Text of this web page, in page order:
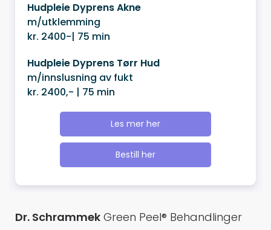
Hudpleie Dyprens Akne
m/utklemming
kr. 2400-| 75 min
Hudpleie Dyprens Tørr Hud
m/innslusning av fukt
kr. 2400,- | 75 min
Les mer her
Bestill her
Dr. Schrammek Green Peel® Behandlinger